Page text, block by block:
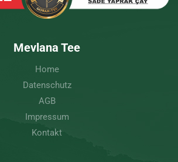
Mevlana Tee
Home
Datenschutz
AGB
Impressum
Kontakt